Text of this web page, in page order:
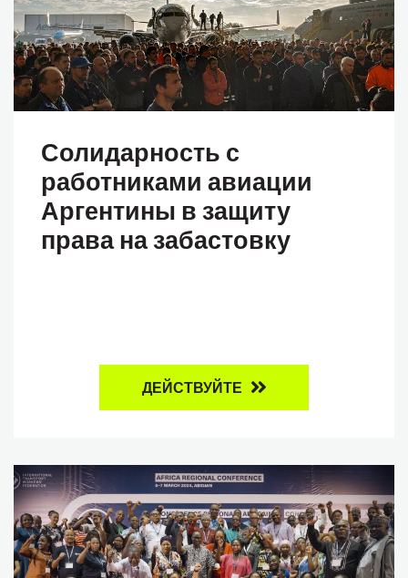
Солидарность с
работниками авиации
Аргентины в защиту
права на забастовку
ДЕЙСТВУЙТЕ